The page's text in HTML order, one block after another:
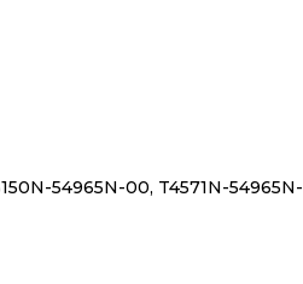
54965N-00, T4571N-54965N-